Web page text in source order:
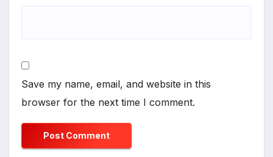
Save my name, email, and website in this
browser for the next time I comment.